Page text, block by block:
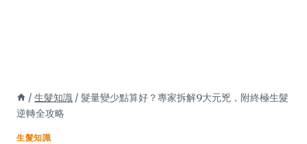
/ 生髮知識 / 髮量變少點算好？專家拆解9大元兇，附終極生髮
逆轉全攻略
生髮知識